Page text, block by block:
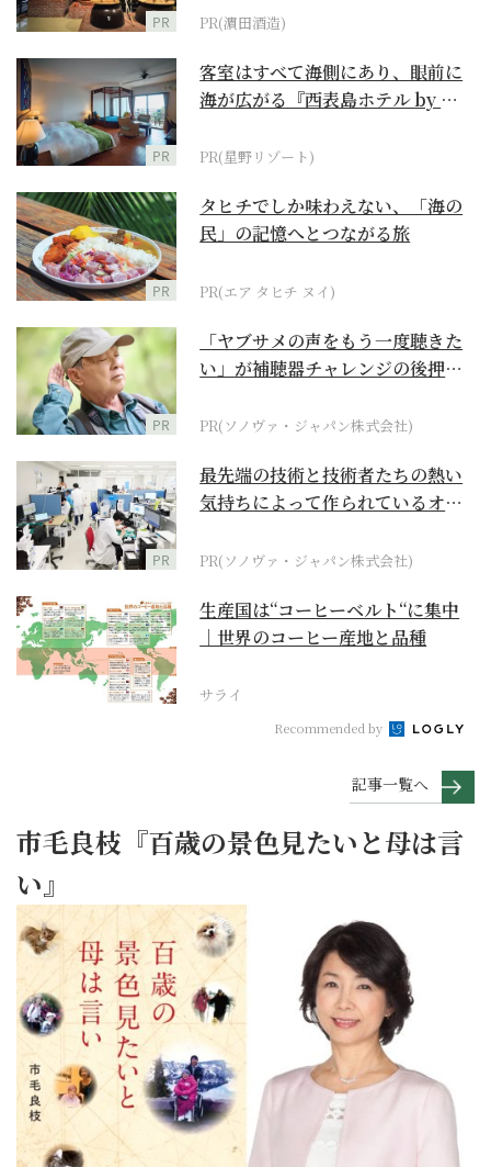
PR PR(濵田酒造)
PR
客室はすべて海側にあり、眼前に
海が広がる『西表島ホテル by 星
PR(星野リゾート)
PR
タヒチでしか味わえない、「海の
民」の記憶へとつながる旅
PR(エア タヒチ ヌイ)
PR
「ヤブサメの声をもう一度聴きた
い」が補聴器チャレンジの後押し
PR(ソノヴァ・ジャパン株式会社)
PR
最先端の技術と技術者たちの熱い
気持ちによって作られているオー
PR(ソノヴァ・ジャパン株式会社)
生産国は“コーヒーベルト“に集中
｜世界のコーヒー産地と品種
サライ
Recommended by
記事一覧へ
市毛良枝『百歳の景色見たいと母は言
い』